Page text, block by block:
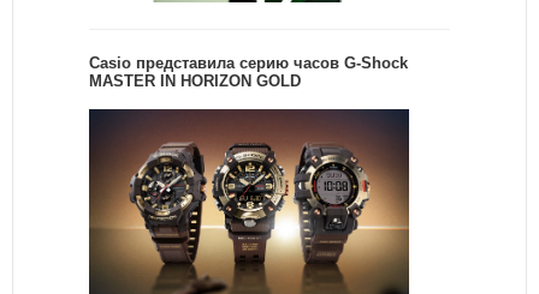
Casio представила серию часов G-Shock
MASTER IN HORIZON GOLD